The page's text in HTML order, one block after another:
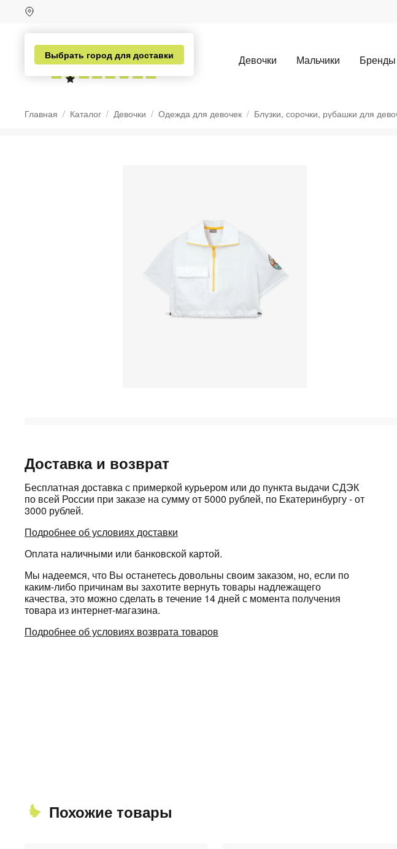
Выбрать город для доставки Девочки Мальчики Бренды
Главная Каталог Девочки Одежда для девочек Блузки, сорочки, рубашки для
Доставка и возврат
Бесплатная доставка с примеркой курьером или до пункта выдачи СДЭК
по всей России при заказе на сумму от 5000 рублей, по Екатеринбургу - от
3000 рублей.
Подробнее об условиях доставки
Оплата наличными или банковской картой.
Мы надеемся, что Вы останетесь довольны своим заказом, но, если по
каким-либо причинам вы захотите вернуть товары надлежащего
качества, это можно сделать в течение 14 дней с момента получения
товара из интернет-магазина.
Подробнее об условиях возврата товаров
Похожие товары
без
Оплачивайте
25% картой
Оставшиеся
с вашей карты
об оплате
8